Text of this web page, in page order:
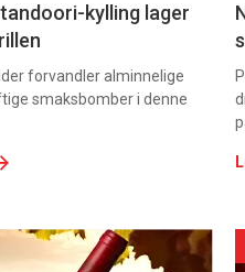
kylling lager
forvandler alminnelige
smaksbomber i denne